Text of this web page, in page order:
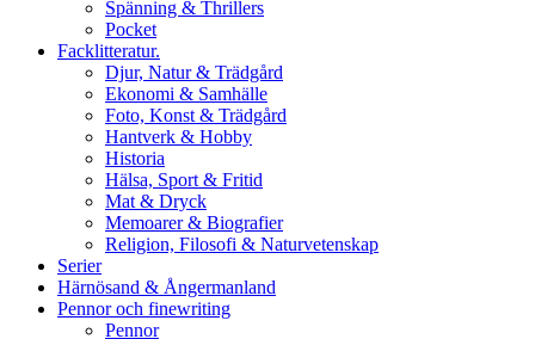
Spänning & Thrillers
Pocket
Facklitteratur.
Djur, Natur & Trädgård
Ekonomi & Samhälle
Foto, Konst & Trädgård
Hantverk & Hobby
Historia
Hälsa, Sport & Fritid
Mat & Dryck
Memoarer & Biografier
Religion, Filosofi & Naturvetenskap
Serier
Härnösand & Ångermanland
Pennor och finewriting
Pennor